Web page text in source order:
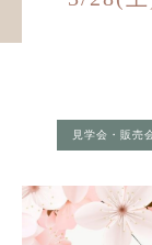
見学会・販売